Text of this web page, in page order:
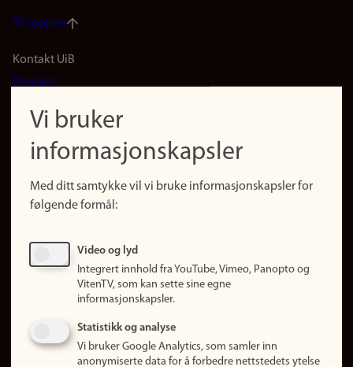
Til toppen
Footer
(no)
Kontakt UiB
Kontakt
Finn forsker
Presse
Finn studier
Ledige stillinger
Om nettstedet
Vi bruker
informasjonskapsler
Med ditt samtykke vil vi bruke informasjonskapsler for
følgende formål:
Video og lyd
Integrert innhold fra YouTube, Vimeo, Panopto og
VitenTV, som kan sette sine egne
informasjonskapsler.
Statistikk og analyse
Vi bruker Google Analytics, som samler inn
anonymiserte data for å forbedre nettstedets ytelse